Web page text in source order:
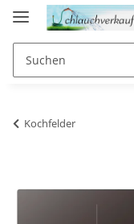
Kochfelder